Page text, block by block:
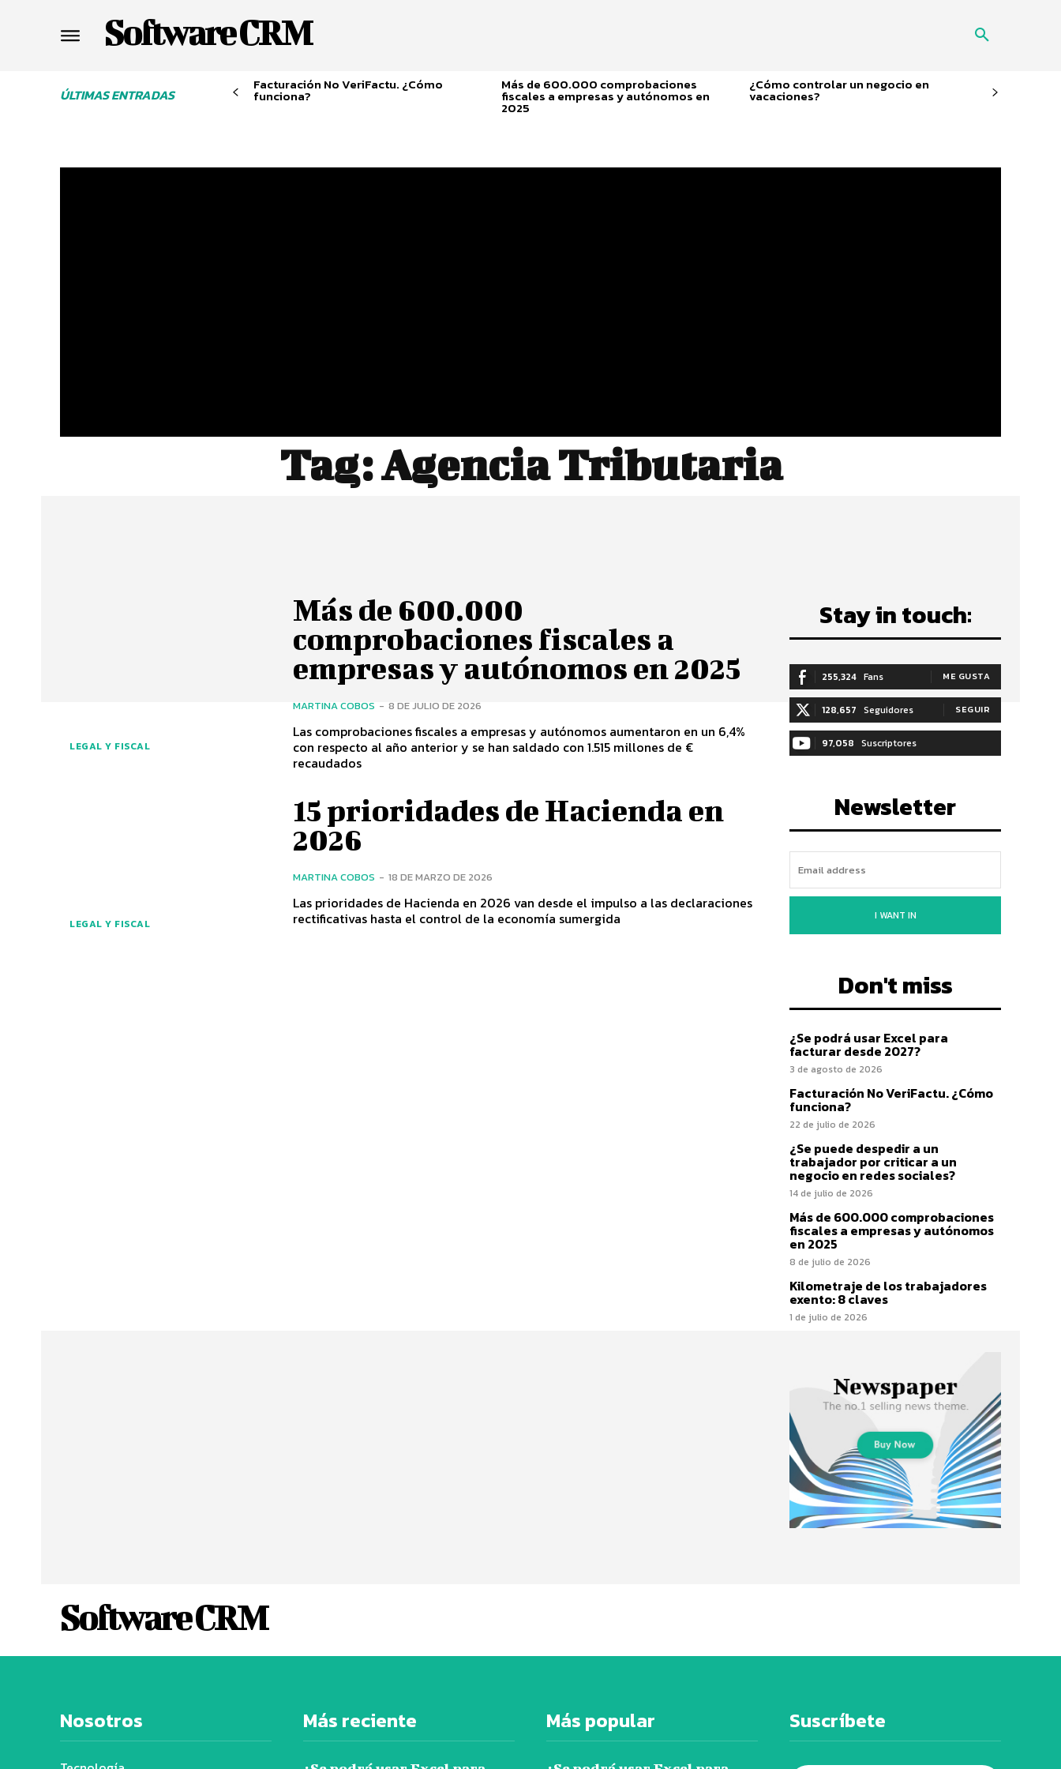
Software CRM
ÚLTIMAS ENTRADAS
Facturación No VeriFactu. ¿Cómo
funciona?
Más de 600.000 comprobaciones
fiscales a empresas y autónomos en
2025
¿Cómo controlar un negocio en
vacaciones?
Tag:Agencia Tributaria
LEGAL Y FISCAL
Más de 600.000
comprobaciones fiscales a
empresas y autónomos en 2025
MARTINA COBOS - 8 DE JULIO DE 2026
Las comprobaciones fiscales a empresas y autónomos aumentaron en un 6,4%
con respecto al año anterior y se han saldado con 1.515 millones de €
recaudados
LEGAL Y FISCAL
15 prioridades de Hacienda en
2026
MARTINA COBOS - 18 DE MARZO DE 2026
Las prioridades de Hacienda en 2026 van desde el impulso a las declaraciones
rectificativas hasta el control de la economía sumergida
Stay in touch:
255,324 Fans ME GUSTA
128,657 Seguidores SEGUIR
97,058 Suscriptores
Newsletter
I WANT IN
Don't miss
¿Se podrá usar Excel para
facturar desde 2027?
3 de agosto de 2026
Facturación No VeriFactu. ¿Cómo
funciona?
22 de julio de 2026
¿Se puede despedir a un
trabajador por criticar a un
negocio en redes sociales?
14 de julio de 2026
Más de 600.000 comprobaciones
fiscales a empresas y autónomos
en 2025
8 de julio de 2026
Kilometraje de los trabajadores
exento: 8 claves
1 de julio de 2026
Software CRM
Nosotros Más reciente Más popular Suscríbete